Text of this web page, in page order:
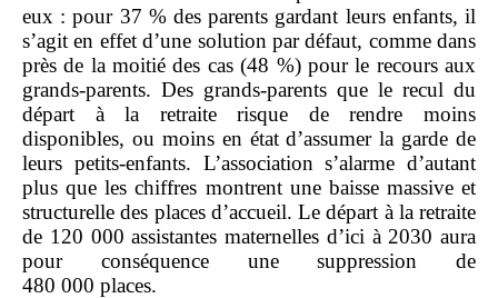
eux : pour 37 % des parents gardant leurs enfants, il
s’agit en effet d’une solution par défaut, comme dans
près de la moitié des cas (48 %) pour le recours aux
grands‑parents. Des grands‑parents que le recul du
départ à la retraite risque de rendre moins
disponibles, ou moins en état d’assumer la garde de
leurs petits‑enfants. L’association s’alarme d’autant
plus que les chiffres montrent une baisse massive et
structurelle des places d’accueil. Le départ à la retraite
de 120 000 assistantes maternelles d’ici à 2030 aura
pour conséquence une suppression de
480 000 places.